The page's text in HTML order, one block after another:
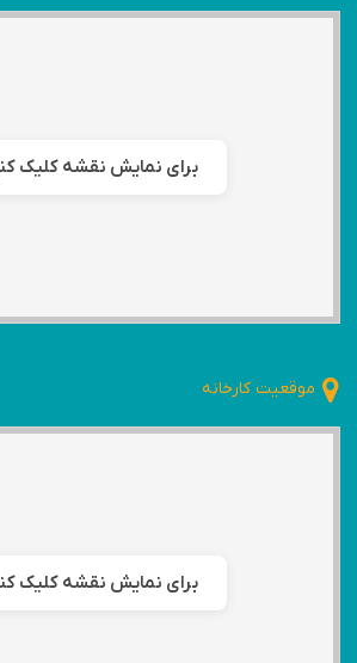
برای نمایش نقشه کلیک
موقعیت کارخانه
برای نمایش نقشه کلیک